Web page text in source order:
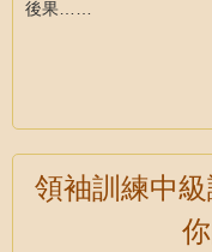
後果……
領袖訓練中